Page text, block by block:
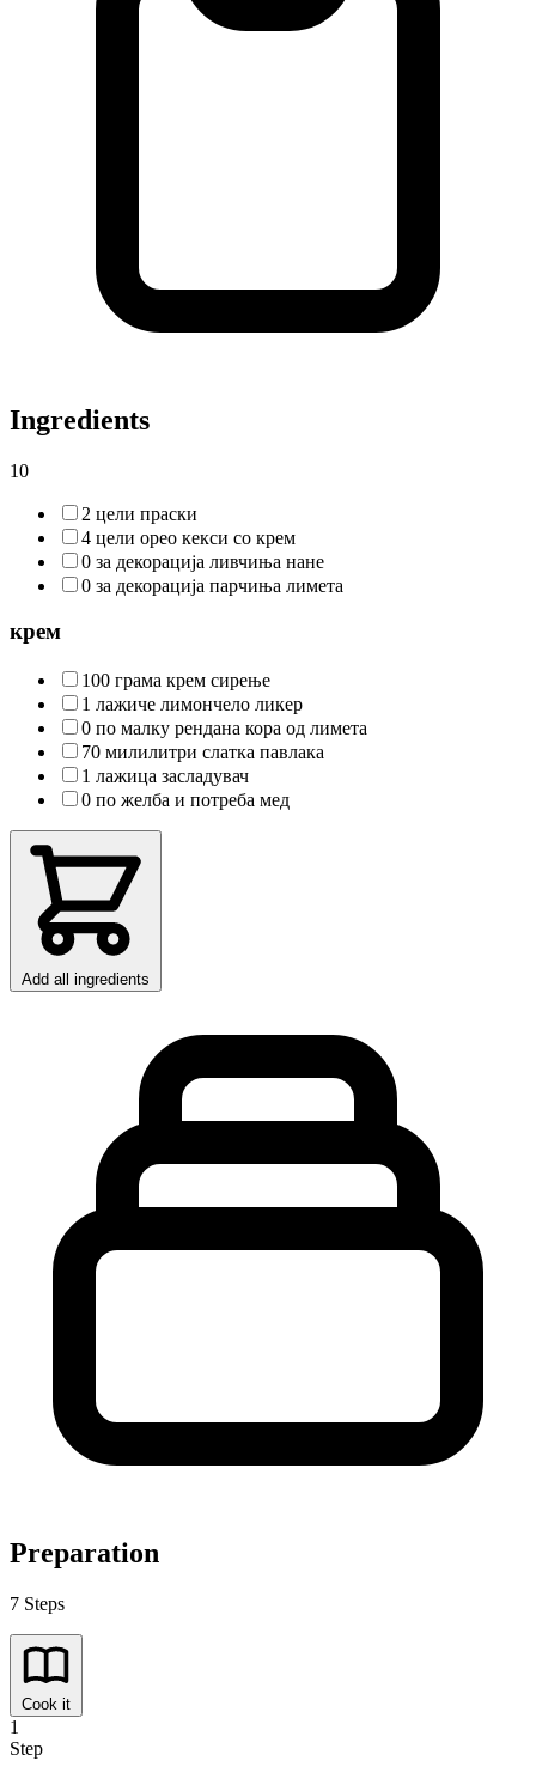
Ingredients
10
2 цели праски
4 цели орео кекси со крем
0 за декорација ливчиња нане
0 за декорација парчиња лимета
крем
100 грама крем сирење
1 лажиче лимончело ликер
0 по малку рендана кора од лимета
70 милилитри слатка павлака
1 лажица засладувач
0 по желба и потреба мед
Add all ingredients
Preparation
7 Steps
Cook it
1
Step